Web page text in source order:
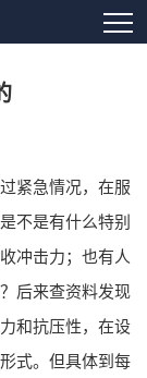
紧急情况，在服
不是有什么特别
冲击力；也有人
后来查资料发现
和抗压性，在设
式。但具体到每